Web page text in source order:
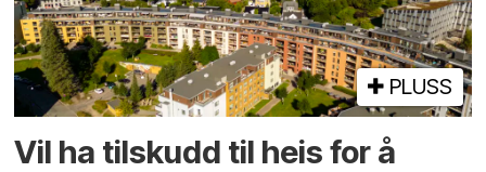
PLUSS
Vil ha tilskudd til heis for å